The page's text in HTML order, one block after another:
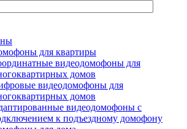
для квартиры
видеодомофоны для
домов
видеодомофоны для
домов
видеодомофоны с
к подъездному домофону